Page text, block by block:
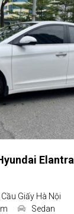
Elantra 2016 Màu
Giấy Hà Nội
Sedan